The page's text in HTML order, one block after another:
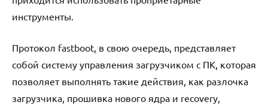
инструменты.
Протокол fastboot, в свою очередь, представляет
собой систему управления загрузчиком с ПК, которая
позволяет выполнять такие действия, как разлочка
загрузчика, прошивка нового ядра и recovery,